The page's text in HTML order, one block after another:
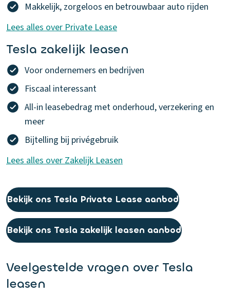
Makkelijk, zorgeloos en betrouwbaar auto rijden
Lees alles over Private Lease
Tesla zakelijk leasen
Voor ondernemers en bedrijven
Fiscaal interessant
All-in leasebedrag met onderhoud, verzekering en
meer
Bijtelling bij privégebruik
Lees alles over Zakelijk Leasen
Bekijk ons Tesla Private Lease aanbod
Bekijk ons Tesla zakelijk leasen aanbod
Veelgestelde vragen over Tesla
leasen